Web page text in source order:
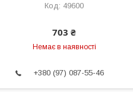
49600
703 ₴
Немає в наявності
+380 (97) 087-55-46